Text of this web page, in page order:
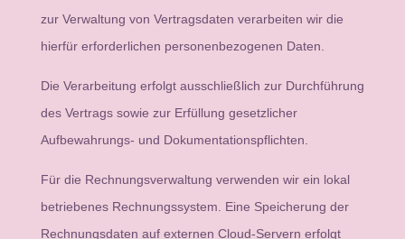
zur Verwaltung von Vertragsdaten verarbeiten wir die
hierfür erforderlichen personenbezogenen Daten.
Die Verarbeitung erfolgt ausschließlich zur Durchführung
des Vertrags sowie zur Erfüllung gesetzlicher
Aufbewahrungs- und Dokumentationspflichten.
Für die Rechnungsverwaltung verwenden wir ein lokal
betriebenes Rechnungssystem. Eine Speicherung der
Rechnungsdaten auf externen Cloud-Servern erfolgt